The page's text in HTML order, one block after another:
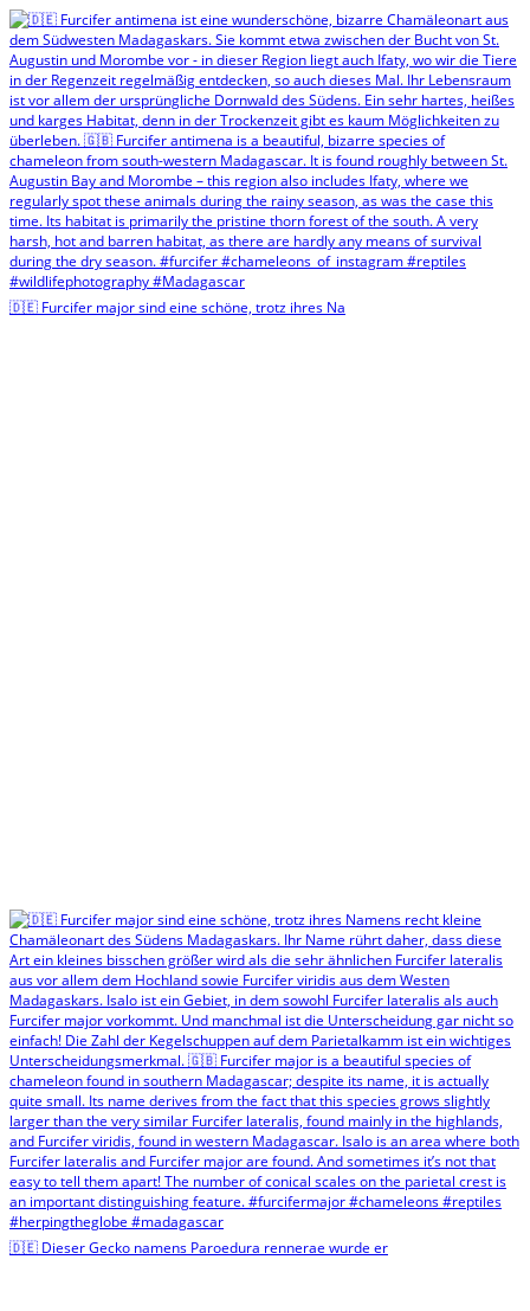
🇩🇪 Furcifer major sind eine schöne, trotz ihres Na
🇩🇪 Dieser Gecko namens Paroedura rennerae wurde er